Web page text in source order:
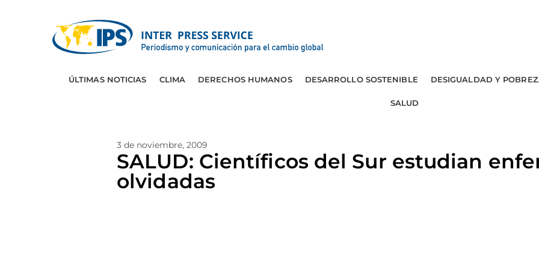
ÚLTIMAS NOTICIAS CLIMA DERECHOS HUMANOS DESARROLLO SOSTENIBLE DESIGUALDAD Y
SALUD
3 de noviembre, 2009
SALUD: Científicos del Sur estudian
olvidadas